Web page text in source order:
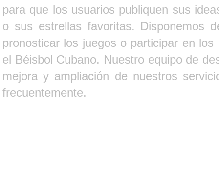
para que los usuarios publiquen sus
o sus estrellas favoritas. Disponemos
pronosticar los juegos o participar en
el Béisbol Cubano. Nuestro equipo de
mejora y ampliación de nuestros
frecuentemente.